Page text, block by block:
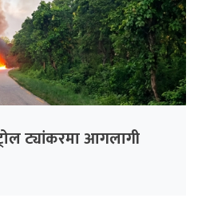
ट्यांकरमा आगलागी